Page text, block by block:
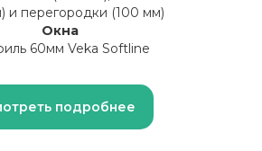
и перегородки (100 мм)
Окна
60мм Veka Softline
подробнее